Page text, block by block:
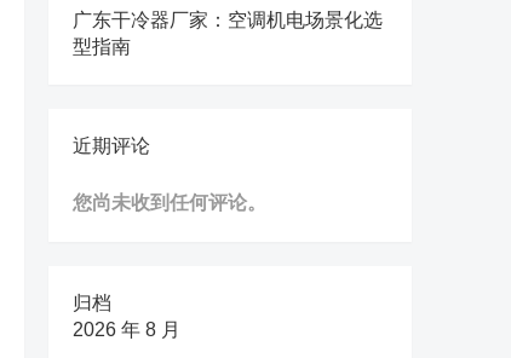
广东干冷器厂家：空调机电场景化选
型指南
近期评论
您尚未收到任何评论。
归档
2026 年 8 月